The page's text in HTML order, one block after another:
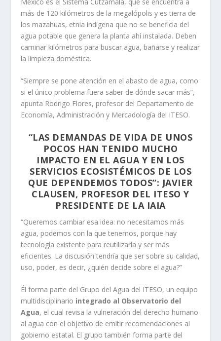
más de 120 kilómetros de la megalópolis y es tierra de
los mazahuas, etnia indígena que no se beneficia del
agua potable que genera la planta ahí instalada. Deben
caminar kilómetros para buscar agua, bañarse y realizar
la limpieza doméstica.
“Siempre se pone atención en el abasto de agua, como
si el único problema fuera saber de dónde sacar más”,
apunta Rodrigo Flores, profesor del Departamento de
Economía, Administración y Mercadología del ITESO.
“LAS DEMANDAS DE VIDA DE UNOS
POCOS HAN TENIDO MUCHO
IMPACTO EN EL AGUA Y EN LOS
SERVICIOS ECOSISTÉMICOS DE LOS
QUE DEPENDEMOS TODOS”: JAVIER
CLAUSEN, PROFESOR DEL ITESO Y
PRESIDENTE DE LA IAIA
“Queremos cambiar esa idea: no necesitamos más
agua, podemos con la que tenemos, porque hay
tecnología existente para reutilizarla y ser más
eficientes. La discusión tendría que ser sobre su calidad,
uso, poder, es decir, ¿quién decide sobre el agua?”
Él forma parte del Grupo del Agua del ITESO, un equipo
multidisciplinario integrado al Observatorio del
Agua, el cual revisa la vulneración del derecho humano
al agua con el objetivo de emitir recomendaciones al
gobierno estatal. El grupo también forma parte del